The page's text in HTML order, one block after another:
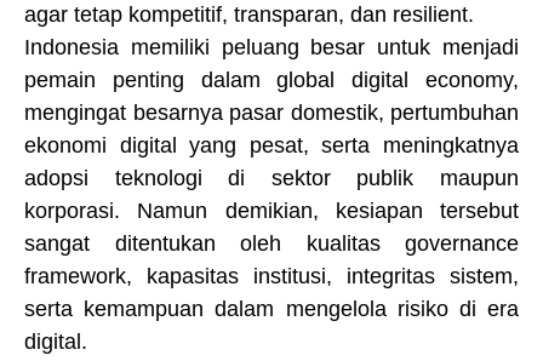
agar tetap kompetitif, transparan, dan resilient.
Indonesia memiliki peluang besar untuk menjadi
pemain penting dalam global digital economy,
mengingat besarnya pasar domestik, pertumbuhan
ekonomi digital yang pesat, serta meningkatnya
adopsi teknologi di sektor publik maupun
korporasi. Namun demikian, kesiapan tersebut
sangat ditentukan oleh kualitas governance
framework, kapasitas institusi, integritas sistem,
serta kemampuan dalam mengelola risiko di era
digital.